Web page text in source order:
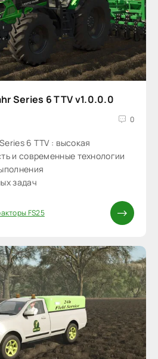
Series 6 TTV v1.0.0.0
0
6 TTV : высокая
и современные технологии
задач
FS25